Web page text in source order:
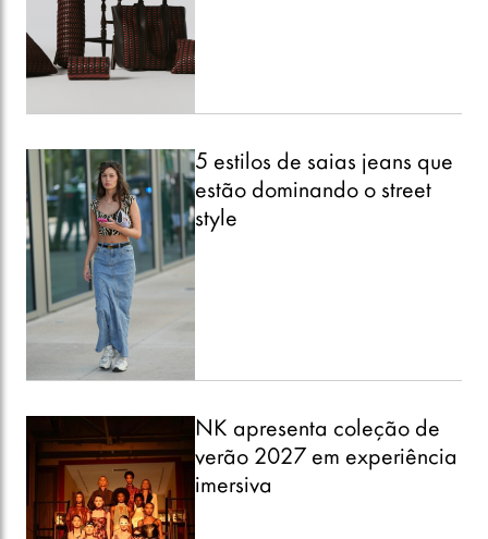
5 estilos de saias jeans que
estão dominando o street
style
NK apresenta coleção de
verão 2027 em experiência
imersiva